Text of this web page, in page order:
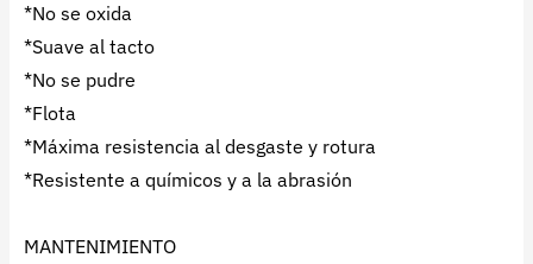
*No se oxida
*Suave al tacto
*No se pudre
*Flota
*Máxima resistencia al desgaste y rotura
*Resistente a químicos y a la abrasión
MANTENIMIENTO